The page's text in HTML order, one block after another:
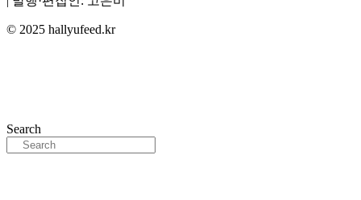
© 2025 hallyufeed.kr
Search